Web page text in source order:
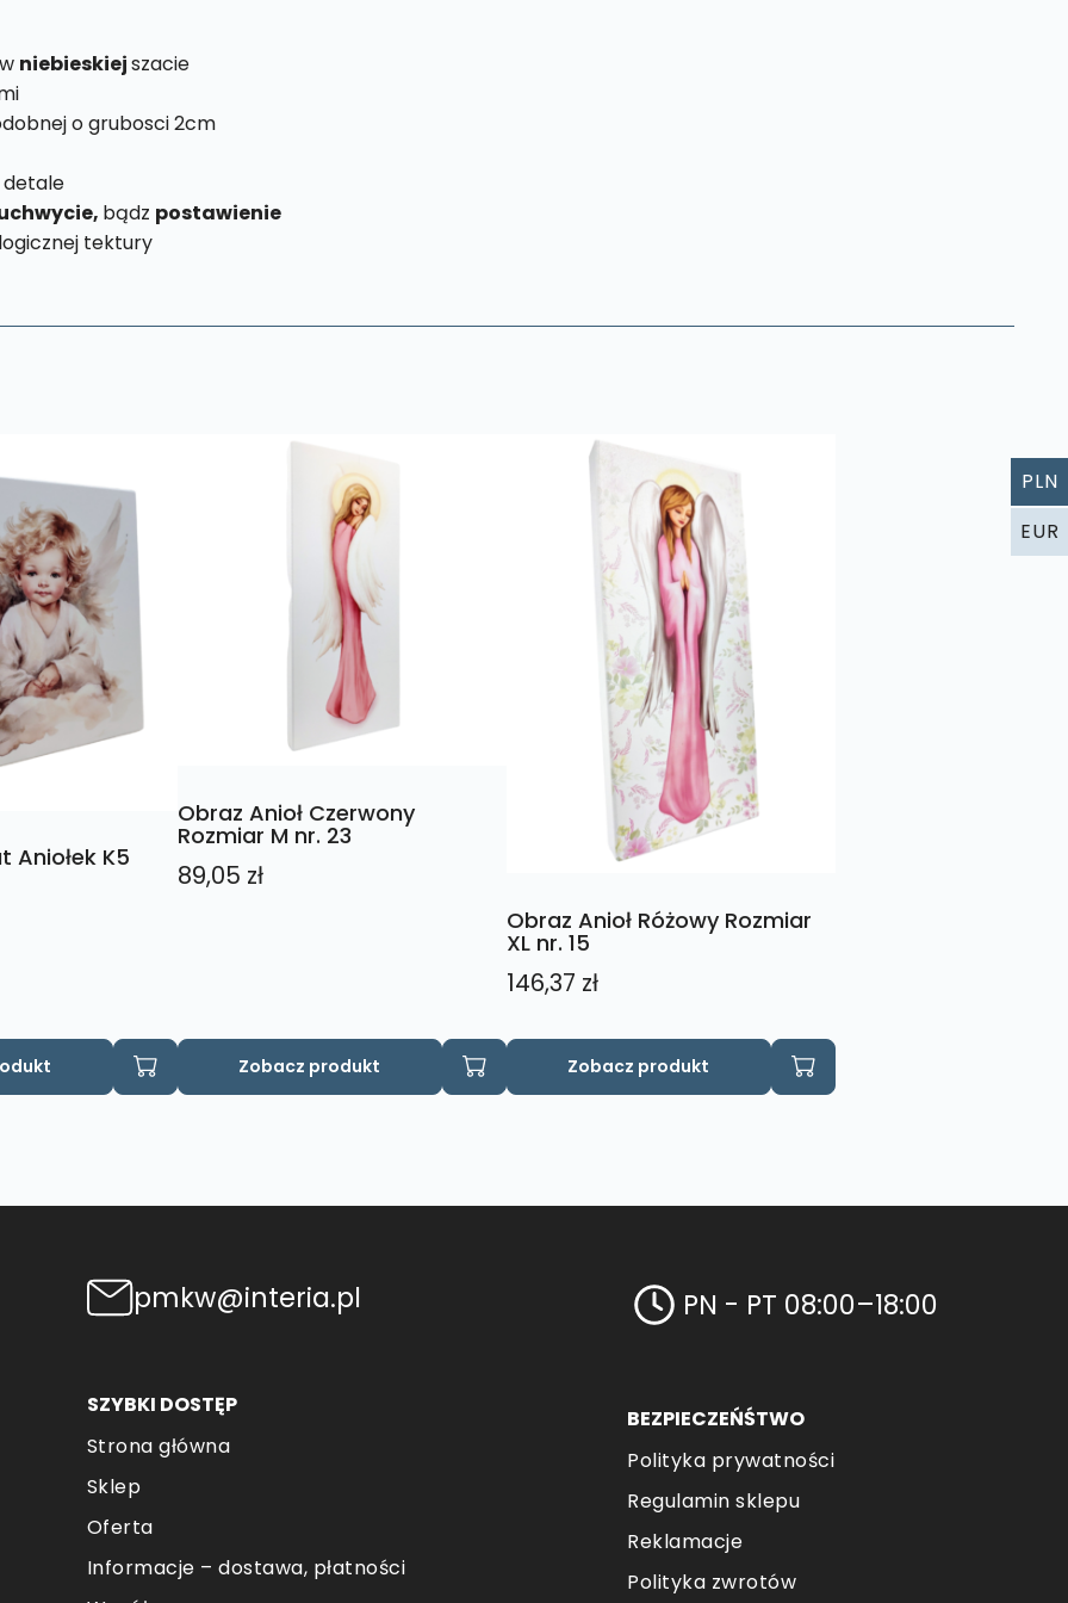
niebieskiejszacie
o grubosci 2cm
bądz postawienie
tektury
Aniołek K5
Obraz Anioł Czerwony
Rozmiar M nr. 23
89,05 zł
Zobacz produkt
Obraz Anioł Różowy Rozmiar
XL nr. 15
146,37 zł
Zobacz produkt
pmkw@interia.pl
SZYBKI DOSTĘP
Strona główna
Sklep
Oferta
Informacje – dostawa, płatności
PN - PT 08:00–18:00
BEZPIECZEŃŚTWO
Polityka prywatności
Regulamin sklepu
Reklamacje
Polityka zwrotów
PLN
EUR